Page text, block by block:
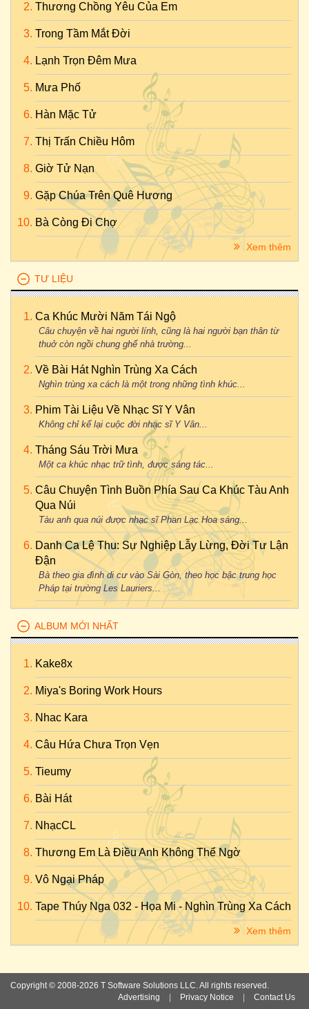
Thương Chồng Yêu Của Em
Trong Tầm Mắt Đời
Lạnh Trọn Đêm Mưa
Mưa Phố
Hàn Mặc Tử
Thị Trấn Chiều Hôm
Giờ Tử Nạn
Gặp Chúa Trên Quê Hương
Bà Còng Đi Chợ
Xem thêm
TƯ LIỆU
Ca Khúc Mười Năm Tái Ngộ
Câu chuyện về hai người lính, cũng là hai người bạn thân từ
thuở còn ngồi chung ghế nhà trường...
Về Bài Hát Nghìn Trùng Xa Cách
Nghìn trùng xa cách là một trong những tình khúc...
Phim Tài Liệu Về Nhạc Sĩ Y Vân
Không chỉ kể lại cuộc đời nhạc sĩ Y Vân...
Tháng Sáu Trời Mưa
Một ca khúc nhạc trữ tình, được sáng tác...
Câu Chuyện Tình Buồn Phía Sau Ca Khúc Tàu Anh
Qua Núi
Tàu anh qua núi được nhạc sĩ Phan Lạc Hoa sáng...
Danh Ca Lệ Thu: Sự Nghiệp Lẫy Lừng, Đời Tư Lận
Đận
Bà theo gia đình di cư vào Sài Gòn, theo học bậc trung học
Pháp tại trường Les Lauriers...
ALBUM MỚI NHẤT
Kake8x
Miya's Boring Work Hours
Nhac Kara
Câu Hứa Chưa Trọn Vẹn
Tieumy
Bài Hát
NhạcCL
Thương Em Là Điều Anh Không Thể Ngờ
Vô Ngại Pháp
Tape Thúy Nga 032 - Họa Mi - Nghìn Trùng Xa Cách
Xem thêm
Copyright © 2008-2026 T Software Solutions LLC. All rights reserved.
Advertising
Privacy Notice Contact Us